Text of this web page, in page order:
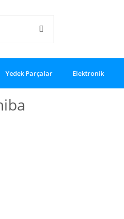
Yedek Parçalar Elektronik